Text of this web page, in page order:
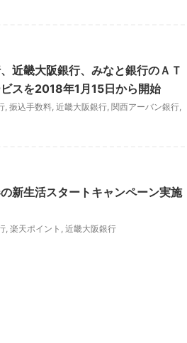
近畿大阪銀行、みなと銀行のＡＴ
スを2018年1月15日から開始
, 振込手数料, 近畿大阪銀行, 関西アーバン銀行,
新生活スタートキャンペーン実施
, 楽天ポイント , 近畿大阪銀行